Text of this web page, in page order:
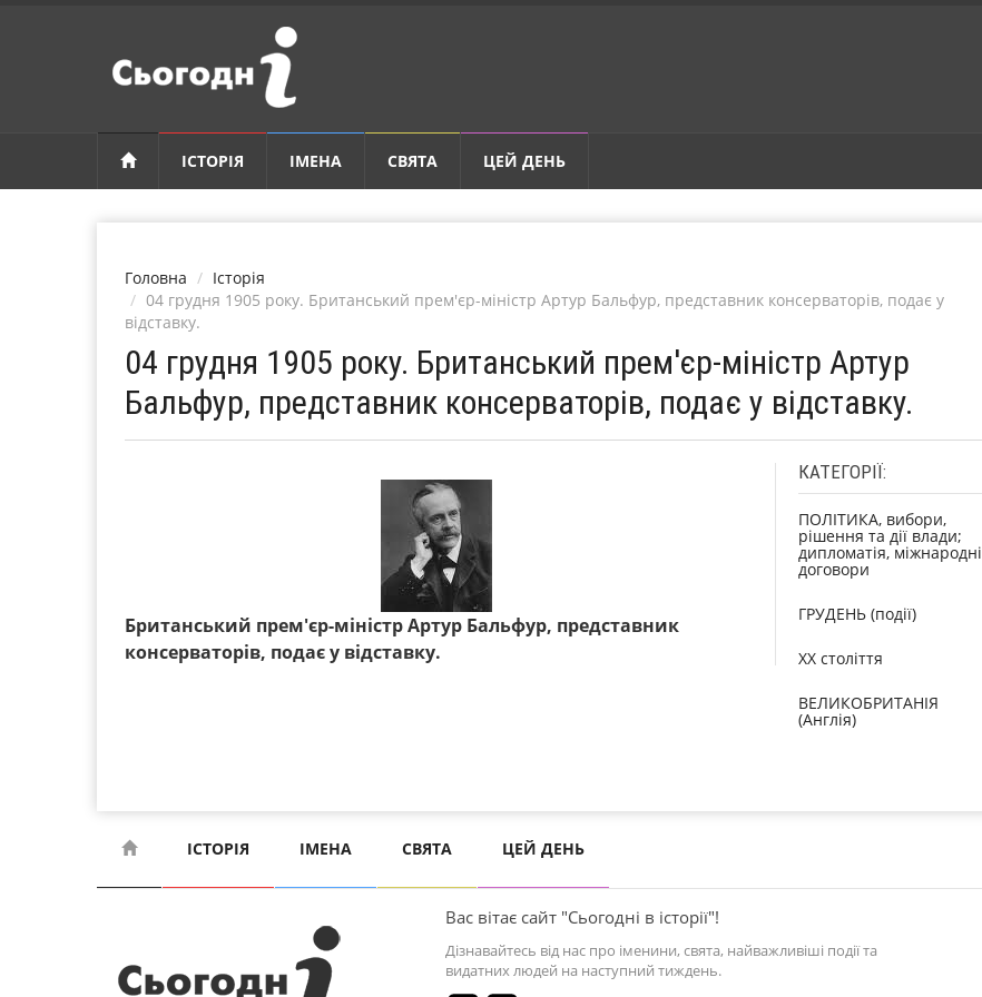
ІСТОРІЯ ІМЕНА СВЯТА ЦЕЙ ДЕНЬ
Головна
Історія
04 грудня 1905 року. Британський прем'єр-міністр Артур Бальфур, представник консерваторів, подає у
відставку.
04 грудня 1905 року. Британський прем'єр-міністр Артур
Бальфур, представник консерваторів, подає у відставку.
Британський прем'єр-міністр Артур Бальфур, представник
консерваторів, подає у відставку.
КАТЕГОРІЇ:
ПОЛІТИКА, вибори,
рішення та дії влади;
дипломатія, міжнародні
договори
ГРУДЕНЬ (події)
XX століття
ВЕЛИКОБРИТАНІЯ
(Англія)
ІСТОРІЯ ІМЕНА СВЯТА ЦЕЙ ДЕНЬ
Вас вітає сайт "Сьогодні в історії"!
Дізнавайтесь від нас про іменини, свята, найважливіші події та
видатних людей на наступний тиждень.